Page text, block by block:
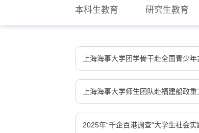
本科生教育 研究生教育
上海海事大学团学骨干赴全国青少
上海海事大学师生团队赴福建船政
2025年“千企百港调查”大学生社会